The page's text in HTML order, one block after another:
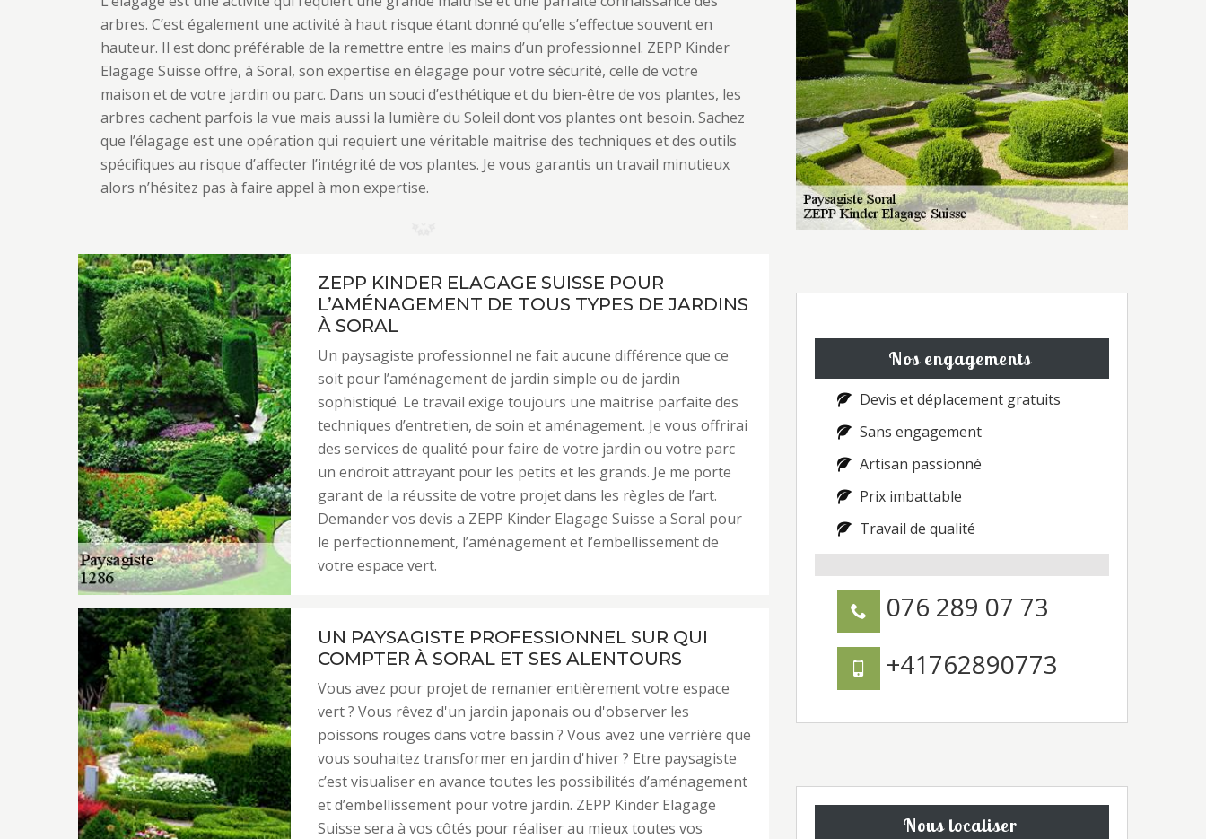
arbres. C’est également une activité à haut risque étant donné qu’elle s’effectue souvent en
hauteur. Il est donc préférable de la remettre entre les mains d’un professionnel. ZEPP Kinder
Elagage Suisse offre, à Soral, son expertise en élagage pour votre sécurité, celle de votre
maison et de votre jardin ou parc. Dans un souci d’esthétique et du bien-être de vos plantes, les
arbres cachent parfois la vue mais aussi la lumière du Soleil dont vos plantes ont besoin. Sachez
que l’élagage est une opération qui requiert une véritable maitrise des techniques et des outils
spécifiques au risque d’affecter l’intégrité de vos plantes. Je vous garantis un travail minutieux
alors n’hésitez pas à faire appel à mon expertise.
ZEPP KINDER ELAGAGE SUISSE POUR
L’AMÉNAGEMENT DE TOUS TYPES DE JARDINS
À SORAL
Un paysagiste professionnel ne fait aucune différence que ce
soit pour l’aménagement de jardin simple ou de jardin
sophistiqué. Le travail exige toujours une maitrise parfaite des
techniques d’entretien, de soin et aménagement. Je vous offrirai
des services de qualité pour faire de votre jardin ou votre parc
un endroit attrayant pour les petits et les grands. Je me porte
garant de la réussite de votre projet dans les règles de l’art.
Demander vos devis a ZEPP Kinder Elagage Suisse a Soral pour
le perfectionnement, l’aménagement et l’embellissement de
votre espace vert.
UN PAYSAGISTE PROFESSIONNEL SUR QUI
COMPTER À SORAL ET SES ALENTOURS
Vous avez pour projet de remanier entièrement votre espace
vert ? Vous rêvez d'un jardin japonais ou d'observer les
poissons rouges dans votre bassin ? Vous avez une verrière que
vous souhaitez transformer en jardin d'hiver ? Etre paysagiste
c’est visualiser en avance toutes les possibilités d’aménagement
et d’embellissement pour votre jardin. ZEPP Kinder Elagage
Suisse sera à vos côtés pour réaliser au mieux toutes vos
Nos engagements
Devis et déplacement gratuits
Sans engagement
Artisan passionné
Prix imbattable
Travail de qualité
076 289 07 73
+41762890773
Nous localiser